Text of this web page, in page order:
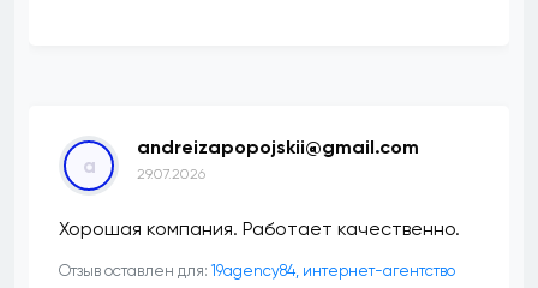
a
andreizapopojskii@gmail.com
29.07.2026
Хорошая компания. Работает качественно.
Отзыв оставлен для: 19agency84, интернет-агентство